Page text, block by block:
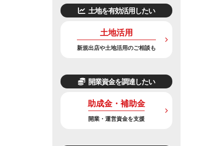
土地を有効活用したい
土地活用
新規出店や土地活用のご相談も
開業資金を調達したい
助成金・補助金
開業・運営資金を支援